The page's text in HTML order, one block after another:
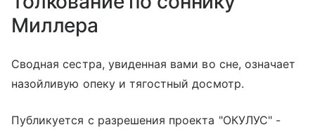
Миллера
Сводная сестра, увиденная вами во сне, означает
назойливую опеку и тягостный досмотр.
Публикуется с разрешения проекта "ОКУЛУС" -